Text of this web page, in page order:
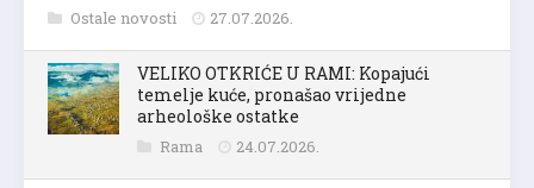
Ostale novosti 27.07.2026.
VELIKO OTKRIĆE U RAMI: Kopajući
temelje kuće, pronašao vrijedne
arheološke ostatke
Rama 24.07.2026.